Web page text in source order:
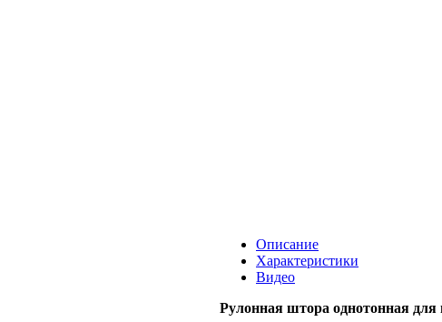
Описание
Характеристики
Видео
Рулонная штора однотонная